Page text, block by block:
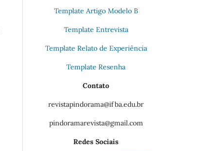
Template Artigo Modelo B
Template Entrevista
Template Relato de Experiência
Template Resenha
Contato
revistapindorama@ifba.edu.br
pindoramarevista@gmail.com
Redes Sociais